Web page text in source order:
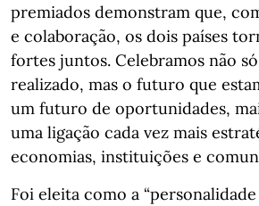
premiados demonstram que,
e colaboração, os dois países
fortes juntos. Celebramos não
realizado, mas o futuro que
um futuro de oportunidades,
uma ligação cada vez mais
economias, instituições e
Foi eleita como a “personalidade